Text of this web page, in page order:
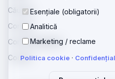
Esențiale (obligatorii)
Analitică
Marketing / reclame
Politica cookie ·
Căutare
Contact
Confidențialitate
Cookie